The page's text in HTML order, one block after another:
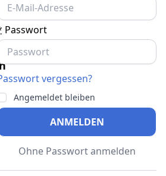
Passwort
vergessen?
Angemeldet bleiben
ANMELDEN
Ohne Passwort anmelden